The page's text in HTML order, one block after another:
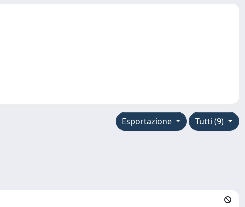
Tutti (9)
Esportazione